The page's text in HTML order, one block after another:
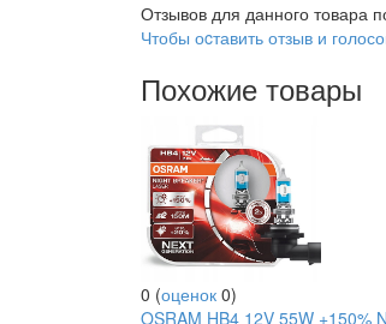
Отзывов для данного товара
Чтобы оcтавить отзыв и
Похожие товары
0 (оценок 0)
OSRAM HB4 12V 55W +150%